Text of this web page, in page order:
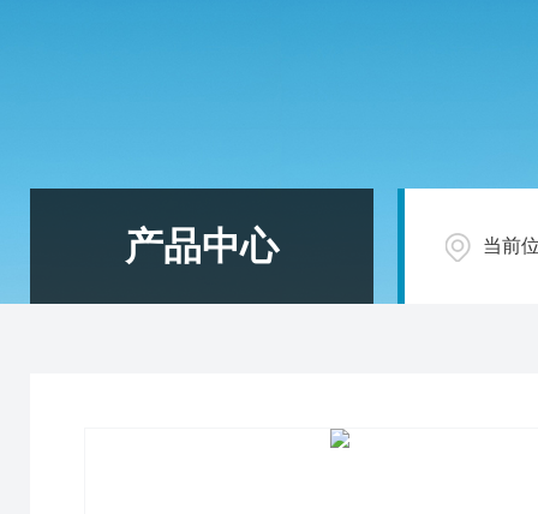
产品中心 当前